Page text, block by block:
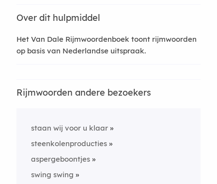
Over dit hulpmiddel
Het Van Dale Rijmwoordenboek toont rijmwoorden
op basis van Nederlandse uitspraak.
Rijmwoorden andere bezoekers
staan wij voor u klaar
steenkolenproducties
aspergeboontjes
swing swing